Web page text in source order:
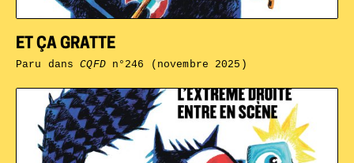
ET ÇA GRATTE
Paru dansCQFDn°246 (novembre 2025)